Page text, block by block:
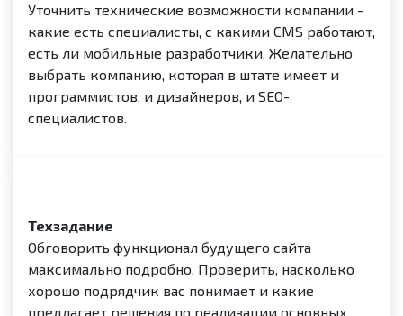
Уточнить технические возможности компании -
какие есть специалисты, с какими CMS работают,
есть ли мобильные разработчики. Желательно
выбрать компанию, которая в штате имеет и
программистов, и дизайнеров, и SEO-
специалистов.
Техзадание
Обговорить функционал будущего сайта
максимально подробно. Проверить, насколько
хорошо подрядчик вас понимает и какие
предлагает решения по реализации основных